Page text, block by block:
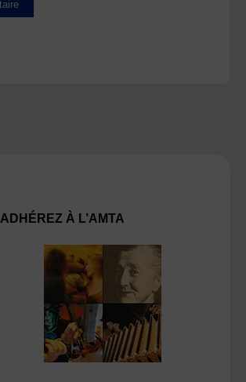
ADHÉREZ À L’AMTA